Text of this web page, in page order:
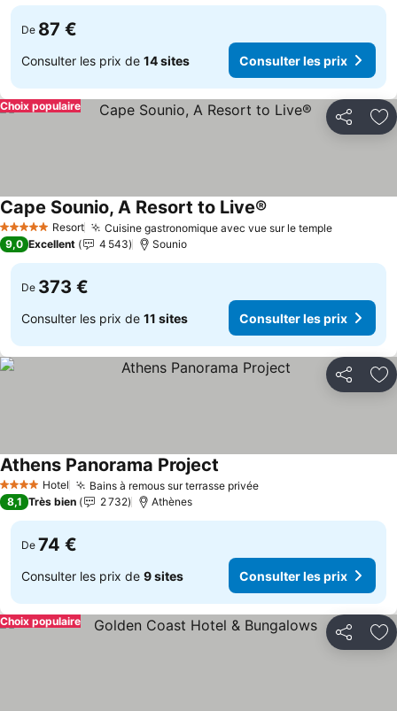
De 87 €
Consulter les prix de 14 sites Consulter les prix
Partager
Choix populaire
5 Étoiles Resort Cuisine gastronomique avec vue sur le temple
Cape Sounio, A Resort to Live®
9,0 Excellent 4 543 Sounio
De 373 €
Consulter les prix de 11 sites Consulter les prix
Partager
4 Étoiles Hotel Bains à remous sur terrasse privée
Athens Panorama Project
8,1 Très bien 2 732 Athènes
De 74 €
Consulter les prix de 9 sites Consulter les prix
Partager
Choix populaire